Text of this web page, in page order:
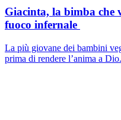
Giacinta, la bimba che
fuoco infernale
La più giovane dei bambini
prima di rendere l’anima a